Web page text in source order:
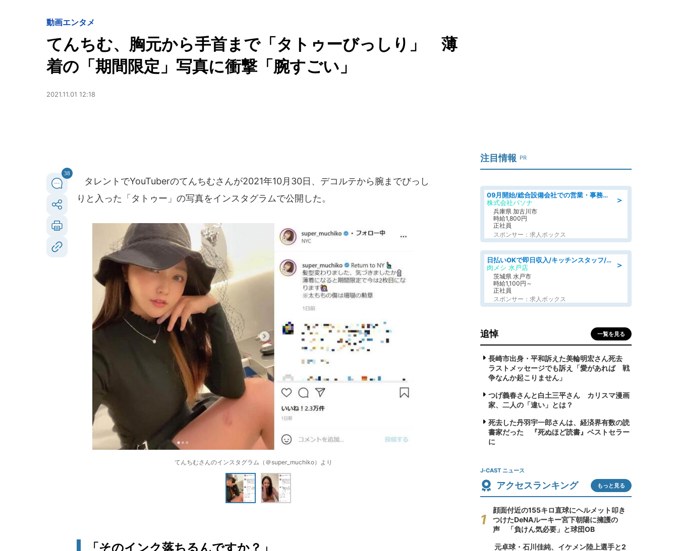
動画エンタメ
てんちむ、胸元から手首まで「タトゥーびっしり」 薄
着の「期間限定」写真に衝撃「腕すごい」
2021.11.01 12:18
38
タレントでYouTuberのてんちむさんが2021年10月30日、デコルテから腕までびっし
りと入った「タトゥー」の写真をインスタグラムで公開した。
てんちむさんのインスタグラム（＠super_muchiko）より
「そのインク落ちるんですか？」
注目情報 PR
＞
09月開始/総合設備会社での営業・事務のお仕事/車通勤可/賞与あり/営業/営業事務
株式会社パソナ
兵庫県 加古川市
時給1,800円
正社員
スポンサー：求人ボックス
＞
日払いOKで即日収入/キッチンスタッフ/「原付免許必須」デリバリー業務など、自己成長可能な幅広い仕事に挑戦!髪型自由&ピアス・ネイルOK/茨城県/水戸市
肉メシ 水戸店
茨城県 水戸市
時給1,100円～
正社員
スポンサー：求人ボックス
追悼 一覧を見る
長崎市出身・平和訴えた美輪明宏さん死去
ラストメッセージでも訴え「愛があれば 戦
争なんか起こりません」
つげ義春さんと白土三平さん カリスマ漫画
家、二人の「違い」とは？
死去した丹羽宇一郎さんは、経済界有数の読
書家だった 『死ぬほど読書』ベストセラー
に
J-CAST ニュース
アクセスランキング もっと見る
顔面付近の155キロ直球にヘルメット叩き
つけたDeNAルーキー宮下朝陽に擁護の
声 「負けん気必要」と球団OB
元卓球・石川佳純、イケメン陸上選手と2